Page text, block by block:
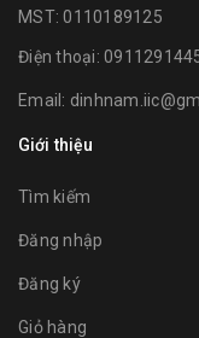
MST: 0110189125
Điện thoại:
Email:
Giới thiệu
Tìm kiếm
Đăng nhập
Đăng ký
Giỏ hàng